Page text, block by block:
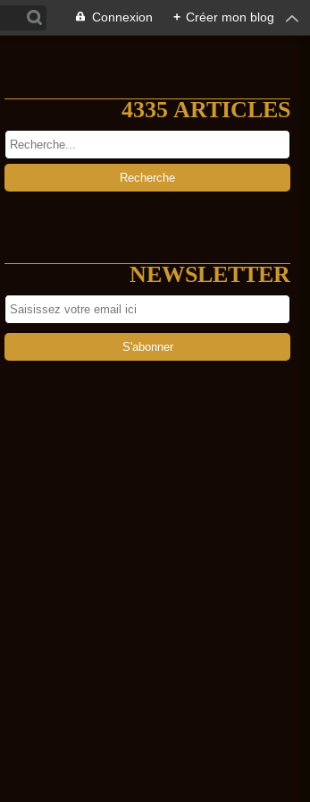
Connexion + Créer mon blog
4335 ARTICLES
NEWSLETTER